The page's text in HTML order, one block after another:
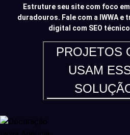
Estruture seu site com foco
duradouros. Fale com a IWWAe
digital com SEO
PROJETOS
USAM